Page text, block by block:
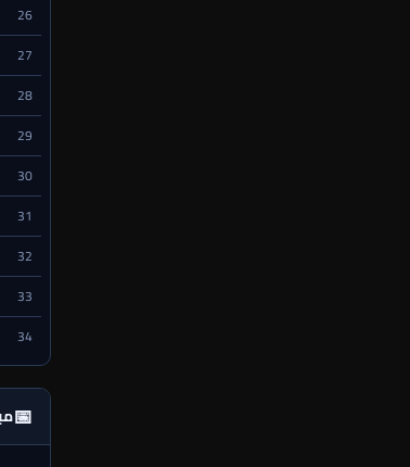
26
27
28
29
30
31
32
33
34
📅